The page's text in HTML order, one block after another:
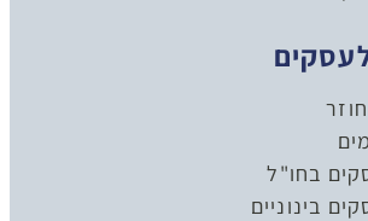
בחו"ל
בינוניים